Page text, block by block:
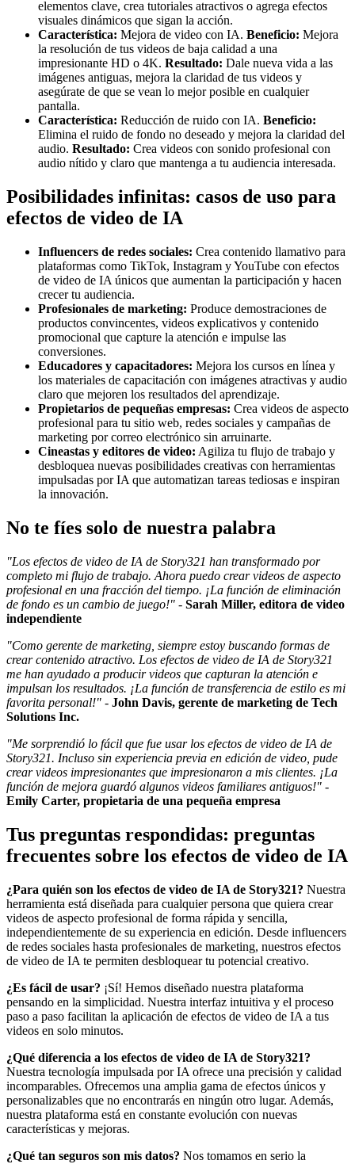
elementos clave, crea tutoriales atractivos o agrega efectos
visuales dinámicos que sigan la acción.
Característica: Mejora de video con IA. Beneficio: Mejora
la resolución de tus videos de baja calidad a una
impresionante HD o 4K. Resultado: Dale nueva vida a las
imágenes antiguas, mejora la claridad de tus videos y
asegúrate de que se vean lo mejor posible en cualquier
pantalla.
Característica: Reducción de ruido con IA. Beneficio:
Elimina el ruido de fondo no deseado y mejora la claridad del
audio. Resultado: Crea videos con sonido profesional con
audio nítido y claro que mantenga a tu audiencia interesada.
Posibilidades infinitas: casos de uso para
efectos de video de IA
Influencers de redes sociales: Crea contenido llamativo para
plataformas como TikTok, Instagram y YouTube con efectos
de video de IA únicos que aumentan la participación y hacen
crecer tu audiencia.
Profesionales de marketing: Produce demostraciones de
productos convincentes, videos explicativos y contenido
promocional que capture la atención e impulse las
conversiones.
Educadores y capacitadores: Mejora los cursos en línea y
los materiales de capacitación con imágenes atractivas y audio
claro que mejoren los resultados del aprendizaje.
Propietarios de pequeñas empresas: Crea videos de aspecto
profesional para tu sitio web, redes sociales y campañas de
marketing por correo electrónico sin arruinarte.
Cineastas y editores de video: Agiliza tu flujo de trabajo y
desbloquea nuevas posibilidades creativas con herramientas
impulsadas por IA que automatizan tareas tediosas e inspiran
la innovación.
No te fíes solo de nuestra palabra
"Los efectos de video de IA de Story321 han transformado por
completo mi flujo de trabajo. Ahora puedo crear videos de aspecto
profesional en una fracción del tiempo. ¡La función de eliminación
de fondo es un cambio de juego!" - Sarah Miller, editora de video
independiente
"Como gerente de marketing, siempre estoy buscando formas de
crear contenido atractivo. Los efectos de video de IA de Story321
me han ayudado a producir videos que capturan la atención e
impulsan los resultados. ¡La función de transferencia de estilo es mi
favorita personal!" - John Davis, gerente de marketing de Tech
Solutions Inc.
"Me sorprendió lo fácil que fue usar los efectos de video de IA de
Story321. Incluso sin experiencia previa en edición de video, pude
crear videos impresionantes que impresionaron a mis clientes. ¡La
función de mejora guardó algunos videos familiares antiguos!" -
Emily Carter, propietaria de una pequeña empresa
Tus preguntas respondidas: preguntas
frecuentes sobre los efectos de video de IA
¿Para quién son los efectos de video de IA de Story321? Nuestra
herramienta está diseñada para cualquier persona que quiera crear
videos de aspecto profesional de forma rápida y sencilla,
independientemente de su experiencia en edición. Desde influencers
de redes sociales hasta profesionales de marketing, nuestros efectos
de video de IA te permiten desbloquear tu potencial creativo.
¿Es fácil de usar? ¡Sí! Hemos diseñado nuestra plataforma
pensando en la simplicidad. Nuestra interfaz intuitiva y el proceso
paso a paso facilitan la aplicación de efectos de video de IA a tus
videos en solo minutos.
¿Qué diferencia a los efectos de video de IA de Story321?
Nuestra tecnología impulsada por IA ofrece una precisión y calidad
incomparables. Ofrecemos una amplia gama de efectos únicos y
personalizables que no encontrarás en ningún otro lugar. Además,
nuestra plataforma está en constante evolución con nuevas
características y mejoras.
¿Qué tan seguros son mis datos? Nos tomamos en serio la